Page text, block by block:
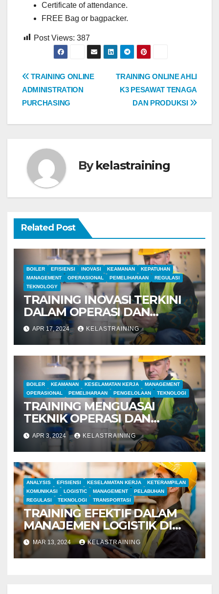
Certificate of attendance.
FREE Bag or bagpacker.
Post Views: 387
Post
navigation
TRAINING ONLINE AHLI
K3 PESAWAT TENAGA
DAN PRODUKSI
TRAINING ONLINE
ADMINISTRATION
PURCHASING
Bykelastraining
Related Post
BOILER EFISIENSI INOVASI KEAMANAN
KEPATUHAN
MANAGEMENT
OPERASIONAL PEMELIHARAAN
REGULASI
TEKNOLOGY
TRAINING INOVASI TERKINI
DALAM OPERASI DAN
MANAJEMEN PABRIK BOILER
APR 17, 2024 KELASTRAINING
BOILER KEAMANAN KESELAMATAN KERJA
MANAGEMENT
OPERASIONAL
PEMELIHARAAN PENGELOLAAN TEKNOLOGI
TRAINING MENGUASAI
TEKNIK OPERASI DAN
MANAJEMEN PABRIK BOILER
APR 3, 2024 KELASTRAINING
ANALYSIS EFISIENSI KESELAMATAN KERJA
KETERAMPILAN
KOMUNIKASI
LOGISTIC MANAGEMENT
PELABUHAN
REGULASI
TEKNOLOGI TRANSPORTASI
TRAINING EFEKTIF DALAM
MANAJEMEN LOGISTIK DI
LINGKUNGAN PELABUHAN
MAR 13, 2024 KELASTRAINING